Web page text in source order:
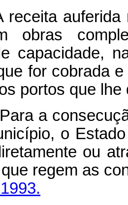
auferida
obras
capacidade,
for cobrada
portos que lhe
a
o
ou
que regem as